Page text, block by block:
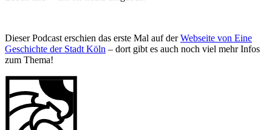
Dieser Podcast erschien das erste Mal auf derWebseite von Eine
Geschichte der Stadt Köln – dort gibt es auch noch viel mehr Infos
zum Thema!